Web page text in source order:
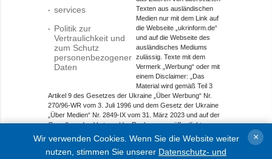
services
Politik zur
Vertraulichkeit und
zum Schutz
personenbezogener
Daten
Texten aus ausländischen
Medien nur mit dem Link auf
die Webseite „ukrinform.de“
und auf die Webseite des
ausländisches Mediums
zulässig. Texte mit dem
Vermerk „Werbung“ oder mit
einem Disclaimer: „Das
Material wird gemäß Teil 3
Artikel 9 des Gesetzes der Ukraine „Über Werbung“ Nr.
270/96-WR vom 3. Juli 1996 und dem Gesetz der Ukraine
„Über Medien“ Nr. 2849-IX vom 31. März 2023 und auf der
Grundlage des Vertrags/der Rechnung veröffentlicht.
Objekt im Bereich Onlinemedien; Medien-ID R40-01421.
Wir verwenden Cookies. Wenn Sie die Website weiter
nutzen, stimmen Sie unserer Datenschutz- und
×